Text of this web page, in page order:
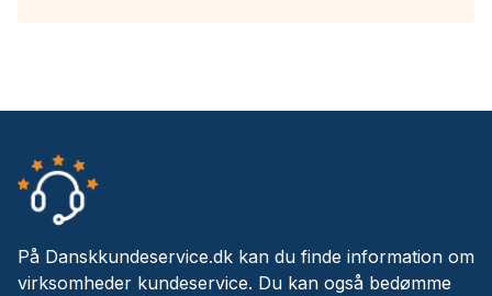
På Danskkundeservice.dk kan du finde information om
virksomheder kundeservice. Du kan også bedømme